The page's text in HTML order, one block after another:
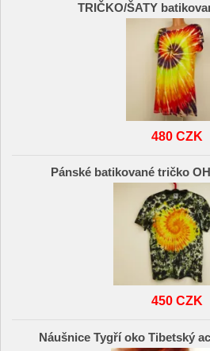
TRIČKO/ŠATY
480 CZK
Pánské batikované tričko
450 CZK
Náušnice Tygří oko Tibetský